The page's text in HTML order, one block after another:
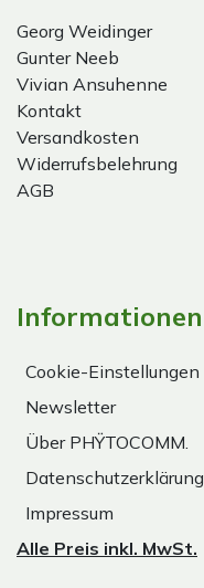
Georg Weidinger
Gunter Neeb
Vivian Ansuhenne
Kontakt
Versandkosten
Widerrufsbelehrung
AGB
Informationen
Cookie-Einstellungen
Newsletter
Über PHŸTOCOMM.
Datenschutzerklärung
Impressum
Alle Preis inkl. MwSt.